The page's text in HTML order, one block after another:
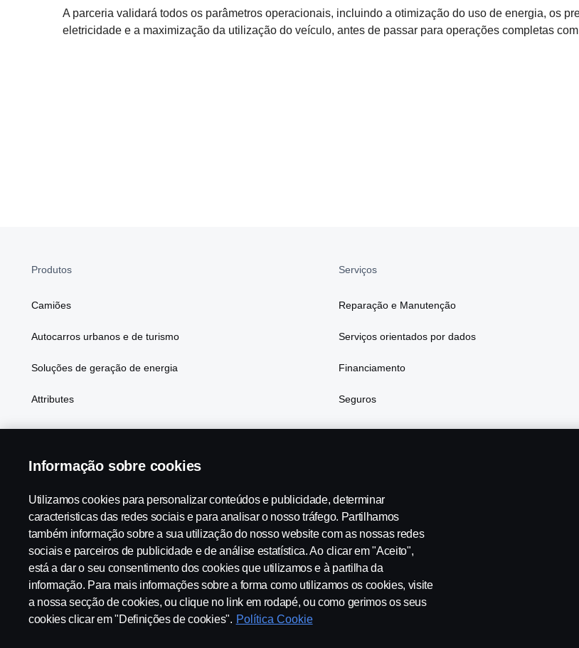
A parceria validará todos os parâmetros operacionais, incluindo a otimização do uso de energia, os
eletricidade e a maximização da utilização do veículo, antes de passar para operações completas
Produtos
Camiões
Autocarros urbanos e de turismo
Soluções de geração de energia
Attributes
Serviços
Reparação e Manutenção
Serviços orientados por dados
Financiamento
Seguros
Scania in Your Region: PORTUGAL
Aviso Legal Declaração de privacidade Cookies Contacte-nos Whistleblowing
Informação sobre cookies
Utilizamos cookies para personalizar conteúdos e publicidade, determinar
caracteristicas das redes sociais e para analisar o nosso tráfego. Partilhamos
também informação sobre a sua utilização do nosso website com as nossas redes
sociais e parceiros de publicidade e de análise estatística. Ao clicar em "Aceito",
está a dar o seu consentimento dos cookies que utilizamos e à partilha da
informação. Para mais informações sobre a forma como utilizamos os cookies, visite
a nossa secção de cookies, ou clique no link em rodapé, ou como gerimos os seus
cookies clicar em "Definições de cookies". Política Cookie